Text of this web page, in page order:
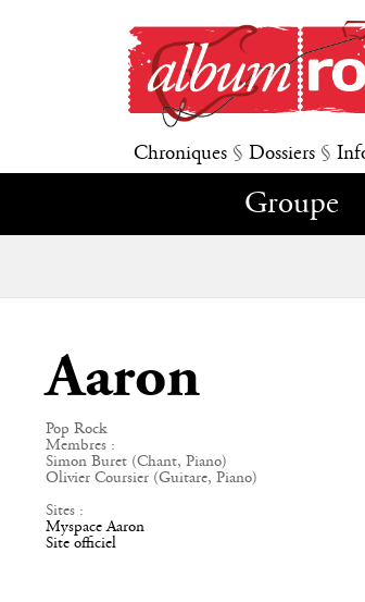
Chroniques § Dossiers §
Groupe
Aaron
Pop Rock
Membres :
Simon Buret (Chant, Piano)
Olivier Coursier (Guitare, Piano)
Sites :
Myspace Aaron
Site officiel